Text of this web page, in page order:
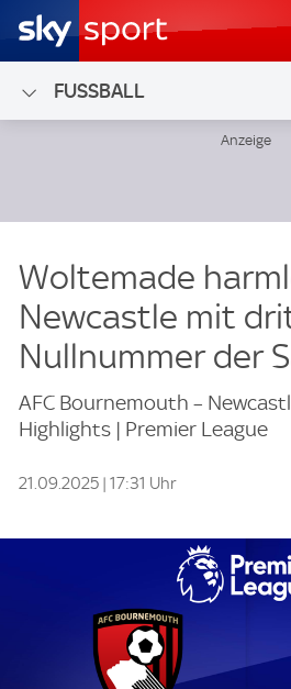
FUSSBALL
Woltemade
Newcastle mit
Nullnummer der
AFC Bournemouth –
Highlights | Premier League
21.09.2025 | 17:31 Uhr